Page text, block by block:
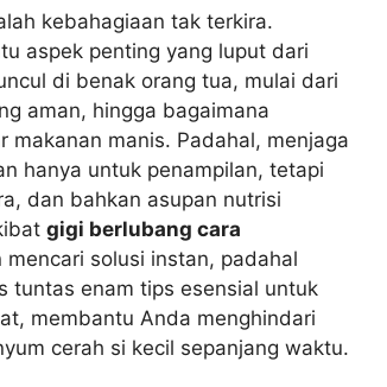
kebahagiaan tak terkira.
aspek penting yang luput dari
di benak orang tua, mulai dari
aman, hingga bagaimana
manis. Padahal, menjaga
hanya untuk penampilan, tetapi
dan bahkan asupan nutrisi
gigi berlubang cara
solusi instan, padahal
tuntas enam tips esensial untuk
membantu Anda menghindari
cerah si kecil sepanjang waktu.